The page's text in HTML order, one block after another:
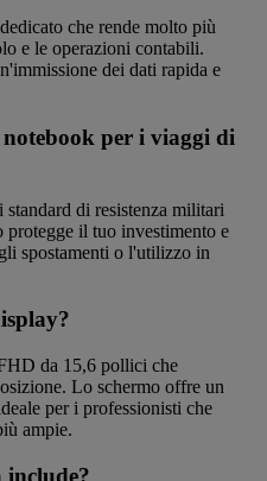
che rende molto più
e le operazioni contabili.
dei dati rapida e
notebook per i viaggi di
di resistenza militari
il tuo investimento e
spostamenti o l'utilizzo in
da 15,6 pollici che
Lo schermo offre un
per i professionisti che
ampie.
include?